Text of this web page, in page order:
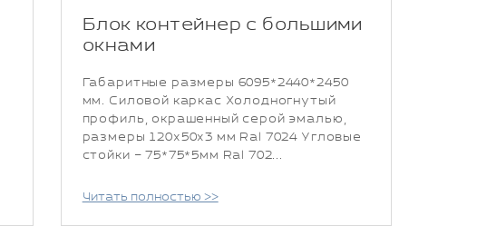
Блок контейнер с большими
окнами
Габаритные размеры 6095*2440*2450
мм. Силовой каркас Холодногнутый
профиль, окрашенный серой эмалью,
размеры 120х50х3 мм Ral 7024 Угловые
стойки – 75*75*5мм Ral 702...
Читать полностью >>